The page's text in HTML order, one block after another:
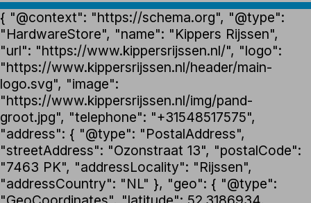
{ "@context": "https://schema.org", "@type":
"HardwareStore", "name": "Kippers Rijssen",
"url": "https://www.kippersrijssen.nl/", "logo":
"https://www.kippersrijssen.nl/header/main-
logo.svg", "image":
"https://www.kippersrijssen.nl/img/pand-
groot.jpg", "telephone": "+31548517575",
"address": { "@type": "PostalAddress",
"streetAddress": "Ozonstraat 13", "postalCode":
"7463 PK", "addressLocality": "Rijssen",
"addressCountry": "NL" }, "geo": { "@type":